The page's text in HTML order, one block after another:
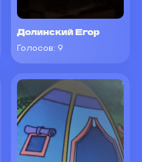
Долинский Егор
Голосов: 9